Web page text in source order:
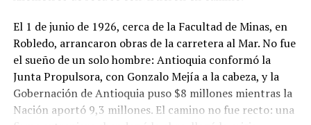
proyectarnos hacia los mercados internacionales.
Turismo es infraestructura: Turismo es conectividad.
Turismo es formación de quien recibe al visitante. Y es,
sobre todo, gobernanza: una visión concertada de largo
plazo que trascienda periodos electorales, para que la
promoción tenga detrás un sistema y deje huella. Eso
El 1 de junio de 1926, cerca de la Facultad de Minas, en
Robledo, arrancaron obras de la carretera al Mar. No fue
el sueño de un solo hombre: Antioquia conformó la
Junta Propulsora, con Gonzalo Mejía a la cabeza, y la
Gobernación de Antioquia puso $8 millones mientras la
Nación aportó 9,3 millones. El camino no fue recto: una